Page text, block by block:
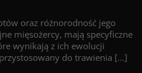
oraz różnorodność jego
mięsożercy, mają specyficzne
wynikają z ich ewolucji
do trawienia […]